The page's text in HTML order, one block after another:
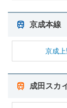
京成本線
京成
成田スカ